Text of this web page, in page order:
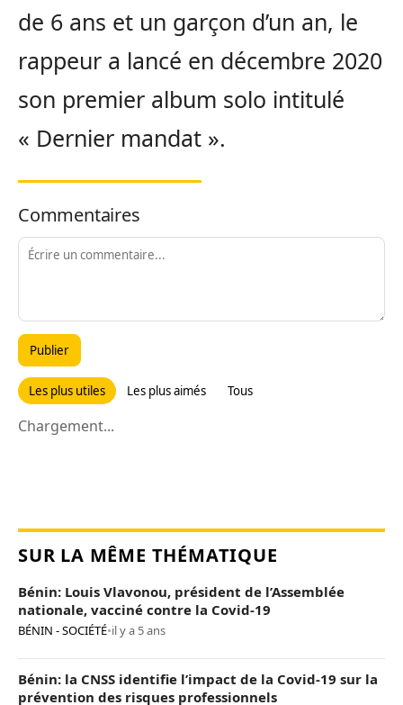
de 6 ans et un garçon d’un an, le
rappeur a lancé en décembre 2020
son premier album solo intitulé
« Dernier mandat ».
Commentaires
Publier
Les plus utiles Les plus aimés Tous
Chargement...
SUR LA MÊME THÉMATIQUE
Bénin: Louis Vlavonou, président de l’Assemblée
nationale, vacciné contre la Covid-19
BÉNIN - SOCIÉTÉ•il y a 5 ans
Bénin: la CNSS identifie l’impact de la Covid-19 sur la
prévention des risques professionnels